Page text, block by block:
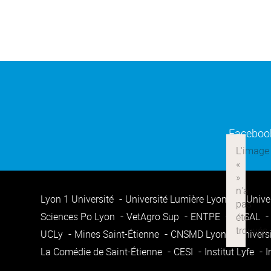
Lyon 1 Université Université Lumière Lyon 2
Sciences Po Lyon
VetAgro Sup ENTPE ENSAL
UCLy
Mines Saint-Étienne CNSMD Lyon
La Comédie de Saint-Étienne
CESI Institut Lyfe